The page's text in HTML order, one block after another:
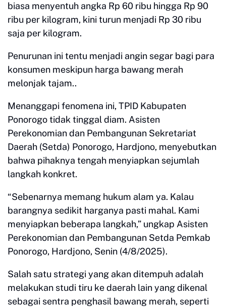
biasa menyentuh angka Rp 60 ribu hingga Rp 90
ribu per kilogram, kini turun menjadi Rp 30 ribu
saja per kilogram.
Penurunan ini tentu menjadi angin segar bagi para
konsumen meskipun harga bawang merah
melonjak tajam..
Menanggapi fenomena ini, TPID Kabupaten
Ponorogo tidak tinggal diam. Asisten
Perekonomian dan Pembangunan Sekretariat
Daerah (Setda) Ponorogo, Hardjono, menyebutkan
bahwa pihaknya tengah menyiapkan sejumlah
langkah konkret.
“Sebenarnya memang hukum alam ya. Kalau
barangnya sedikit harganya pasti mahal. Kami
menyiapkan beberapa langkah,” ungkap Asisten
Perekonomian dan Pembangunan Setda Pemkab
Ponorogo, Hardjono, Senin (4/8/2025).
Salah satu strategi yang akan ditempuh adalah
melakukan studi tiru ke daerah lain yang dikenal
sebagai sentra penghasil bawang merah, seperti